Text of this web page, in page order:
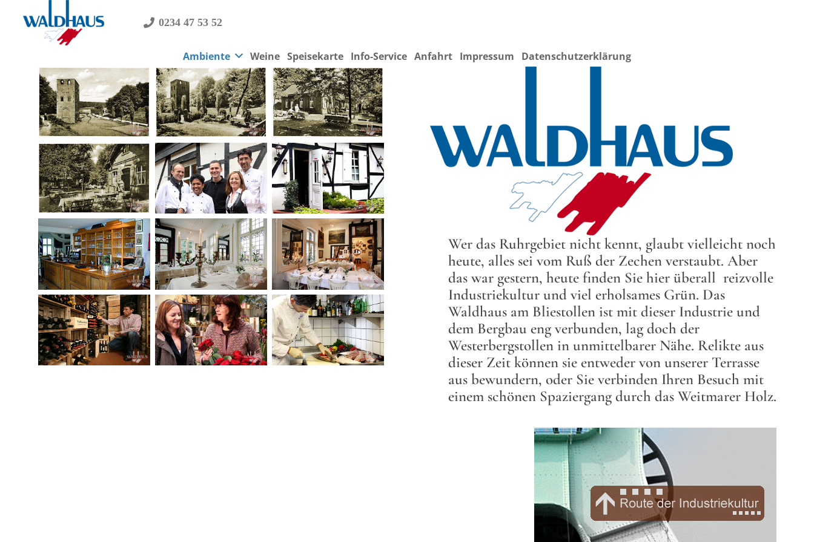
0234 47 53 52
Ambiente Weine Speisekarte Info-Service Anfahrt Impressum Datenschutzerklärung
Wer das Ruhrgebiet nicht kennt, glaubt vielleicht noch
heute, alles sei vom Ruß der Zechen verstaubt. Aber
das war gestern, heute finden Sie hier überall reizvolle
Industriekultur und viel erholsames Grün. Das
Waldhaus am Bliestollen ist mit dieser Industrie und
dem Bergbau eng verbunden, lag doch der
Westerbergstollen in unmittelbarer Nähe. Relikte aus
dieser Zeit können sie entweder von unserer Terrasse
aus bewundern, oder Sie verbinden Ihren Besuch mit
einem schönen Spaziergang durch das Weitmarer Holz.